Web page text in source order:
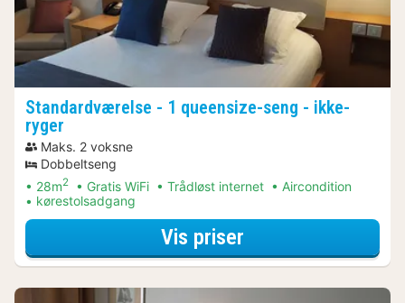
Standardværelse - 1 queensize-seng - ikke-
ryger
Maks. 2 voksne
Dobbeltseng
28m2 Gratis WiFi Trådløst internet
Aircondition
kørestolsadgang
Vis priser